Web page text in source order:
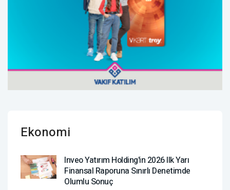
Ekonomi
Inveo Yatırım Holding'in 2026 Ilk Yarı
Finansal Raporuna Sınırlı Denetimde
Olumlu Sonuç